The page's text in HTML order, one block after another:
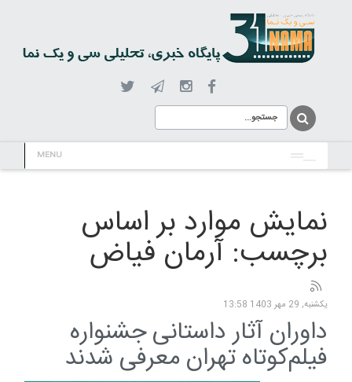
MENU
نمایش موارد بر اساس
برچسب: آرمان فیاض
یکشنبه, 29 مهر 1403 13:58
داوران آثار داستانی جشنواره
فیلم‌کوتاه تهران معرفی شدند